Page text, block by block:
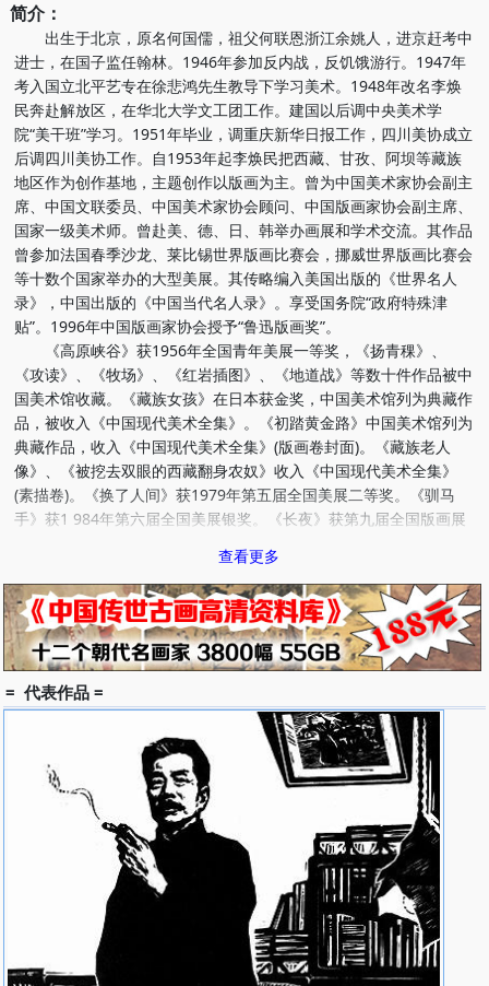
简介：
出生于北京，原名何国儒，祖父何联恩浙江余姚人，进京赶考中
进士，在国子监任翰林。1946年参加反内战，反饥饿游行。1947年
考入国立北平艺专在徐悲鸿先生教导下学习美术。1948年改名李焕
民奔赴解放区，在华北大学文工团工作。建国以后调中央美术学
院“美干班”学习。1951年毕业，调重庆新华日报工作，四川美协成立
后调四川美协工作。自1953年起李焕民把西藏、甘孜、阿坝等藏族
地区作为创作基地，主题创作以版画为主。曾为中国美术家协会副主
席、中国文联委员、中国美术家协会顾问、中国版画家协会副主席、
国家一级美术师。曾赴美、德、日、韩举办画展和学术交流。其作品
曾参加法国春季沙龙、莱比锡世界版画比赛会，挪威世界版画比赛会
等十数个国家举办的大型美展。其传略编入美国出版的《世界名人
录》，中国出版的《中国当代名人录》。享受国务院“政府特殊津
贴”。1996年中国版画家协会授予“鲁迅版画奖”。
《高原峡谷》获1956年全国青年美展一等奖，《扬青稞》、
《攻读》、《牧场》、《红岩插图》、《地道战》等数十件作品被中
国美术馆收藏。《藏族女孩》在日本获金奖，中国美术馆列为典藏作
品，被收入《中国现代美术全集》。《初踏黄金路》中国美术馆列为
典藏作品，收入《中国现代美术全集》(版画卷封面)。《藏族老人
像》、《被挖去双眼的西藏翻身农奴》收入《中国现代美术全集》
(素描卷)。《换了人间》获1979年第五届全国美展二等奖。《驯马
手》获1 984年第六届全国美展银奖。《长夜》获第九届全国版画展
平》入选2004年第十届全国美展获奖作品集。
出版有《李焕民版画作品集》、《李焕民书画作品集》、《西藏
写生画集》(合作)，《雪山红日》诗画集(合作)，主编《南方丝绸之
路》文集，并为文集插图。
查看更多
= 代表作品 =